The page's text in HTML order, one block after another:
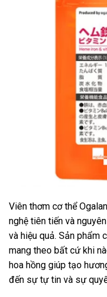
Viên thơm cơ thể
nghệ tiên tiến và
và hiệu quả. Sản phẩm
mang theo bất cứ khi
hoa hồng giúp tạo
đến sự tự tin và sự